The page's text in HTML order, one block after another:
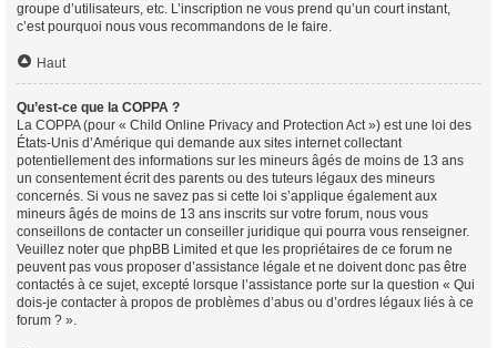
groupe d’utilisateurs, etc. L’inscription ne vous prend qu’un court instant,
c’est pourquoi nous vous recommandons de le faire.
Haut
Qu’est-ce que la COPPA ?
La COPPA (pour « Child Online Privacy and Protection Act ») est une loi des
États-Unis d’Amérique qui demande aux sites internet collectant
potentiellement des informations sur les mineurs âgés de moins de 13 ans
un consentement écrit des parents ou des tuteurs légaux des mineurs
concernés. Si vous ne savez pas si cette loi s’applique également aux
mineurs âgés de moins de 13 ans inscrits sur votre forum, nous vous
conseillons de contacter un conseiller juridique qui pourra vous renseigner.
Veuillez noter que phpBB Limited et que les propriétaires de ce forum ne
peuvent pas vous proposer d’assistance légale et ne doivent donc pas être
contactés à ce sujet, excepté lorsque l’assistance porte sur la question « Qui
dois-je contacter à propos de problèmes d’abus ou d’ordres légaux liés à ce
forum ? ».